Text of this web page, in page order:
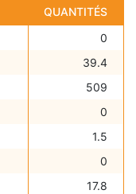
QUANTITÉS
0
39.4
509
0
1.5
0
17.8